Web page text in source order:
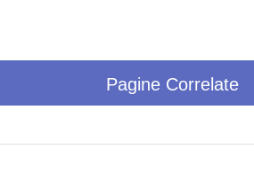
Pagine Correlate